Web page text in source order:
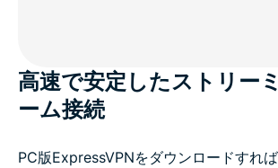
高速で安定したストリー
ーム接続
PC版ExpressVPNをダウンロードすれ